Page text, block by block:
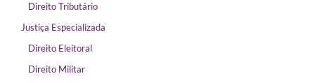
Direito Tributário
Justiça Especializada
Direito Eleitoral
Direito Militar